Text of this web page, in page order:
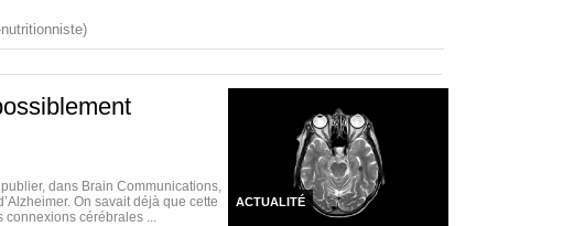
ACTUALITÉ
dans Brain Communications,
On savait déjà que cette
connexions cérébrales ...